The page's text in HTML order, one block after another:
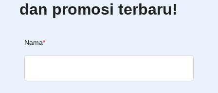
dan promosi terbaru!
Nama*